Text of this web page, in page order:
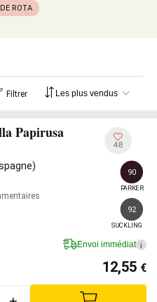
ROTA
Filtrer
Papirusa
48
90
PARKER
92
SUCKLING
Envoi immédiat i
12,55 €